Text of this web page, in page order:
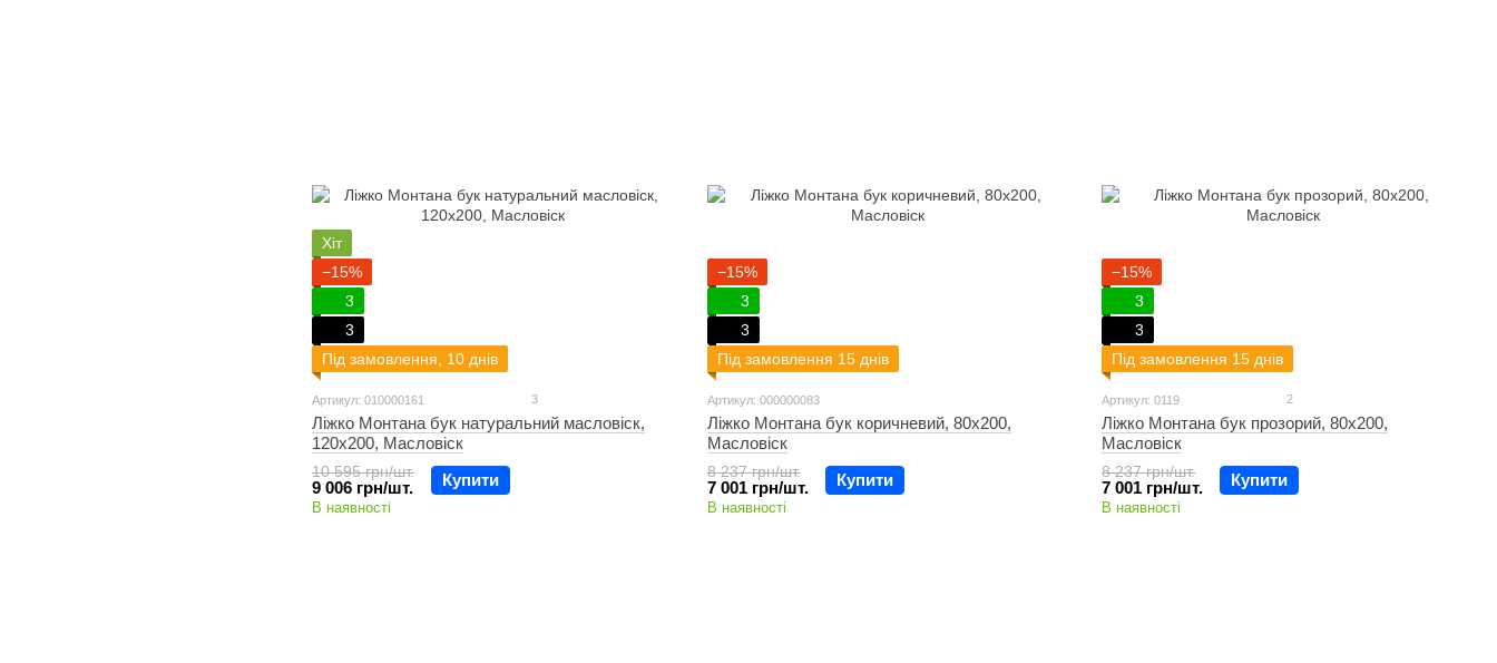
Хіт
−15%
3
3
Під замовлення, 10 днів
Артикул: 010000161 3
Ліжко Монтана бук натуральний масловіск,
120х200, Масловіск
10 595 грн/шт.
9 006 грн/шт. Купити
В наявності
−15%
3
3
Під замовлення 15 днів
Артикул: 000000083
Ліжко Монтана бук коричневий, 80х200,
Масловіск
8 237 грн/шт.
7 001 грн/шт. Купити
В наявності
−15%
3
3
Під замовлення 15 днів
Артикул: 0119 2
Ліжко Монтана бук прозорий, 80х200,
Масловіск
8 237 грн/шт.
7 001 грн/шт. Купити
В наявності